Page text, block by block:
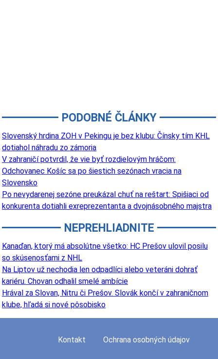
PODOBNÉ ČLÁNKY
Slovenský hrdina ZOH v Pekingu je bez klubu: Čínsky tím KHL
dotiahol náhradu zo zámoria
V zahraničí potvrdil, že vie byť rozdielovým hráčom:
Odchovanec Košíc sa po šiestich sezónach vracia na
Slovensko
Po nevydarenej sezóne preukázal chuť na reštart: Spišiaci od
konkurenta dotiahli exreprezentanta a dvojnásobného majstra
NEPREHLIADNITE
Kanaďan, ktorý má absolútne všetko: HC Prešov ulovil posilu
so skúsenosťami z NHL
Na Liptov už nechodia len odpadlíci alebo veteráni dohrať
kariéru. Chovan odhalil smelé ambície
Hrával za Slovan, Nitru či Prešov. Slovák končí v zahraničnom
klube, hľadá si nové pôsobisko
Kontakt Ochrana osobných údajov